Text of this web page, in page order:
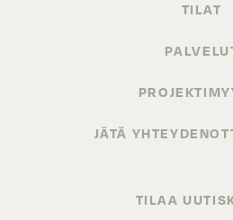
TILAT
JÄTÄ
TILAA